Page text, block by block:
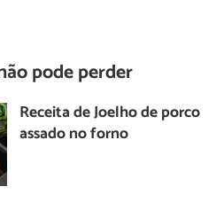
pode perder
Receita de Joelho de porco
assado no forno